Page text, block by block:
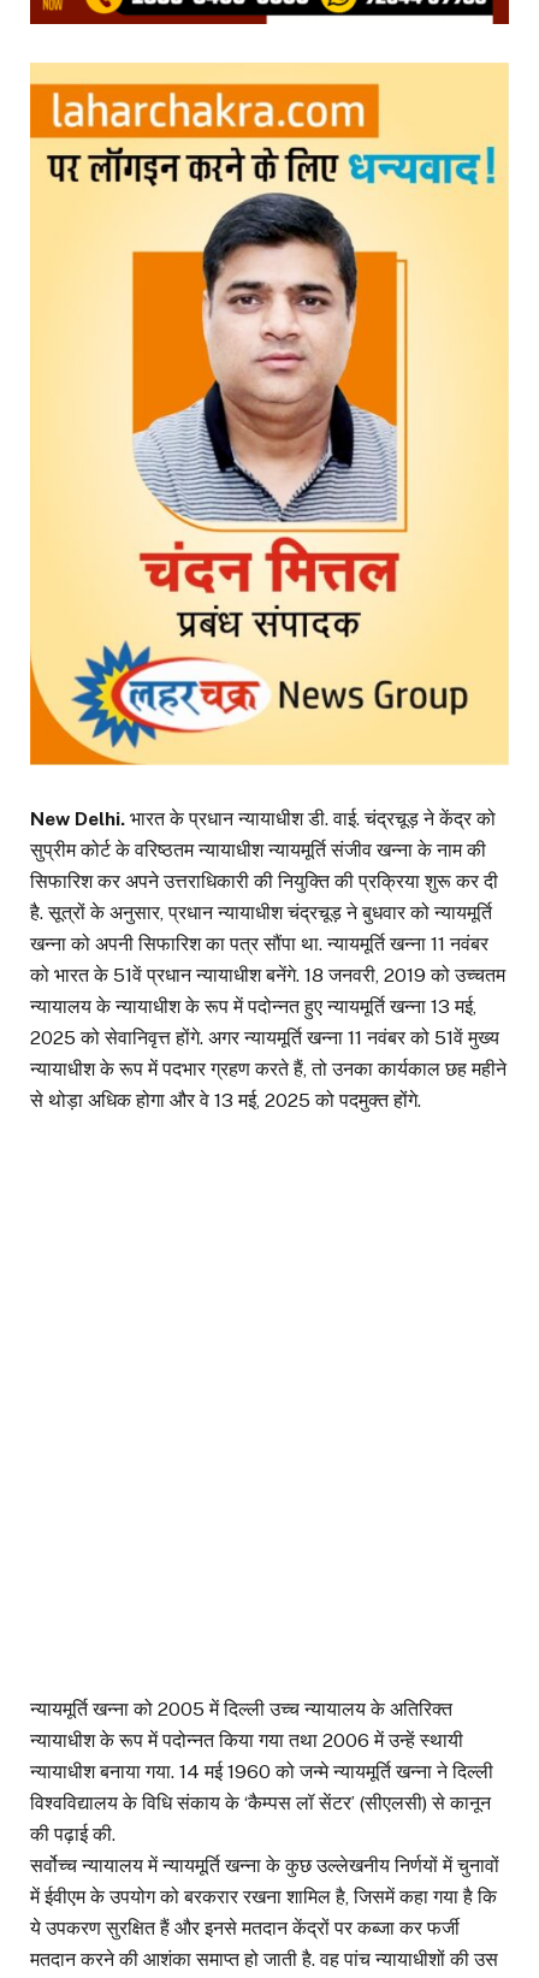
New Delhi. भारत के प्रधान न्यायाधीश डी. वाई. चंद्रचूड़ ने केंद्र को
सुप्रीम कोर्ट के वरिष्ठतम न्यायाधीश न्यायमूर्ति संजीव खन्ना के नाम की
सिफारिश कर अपने उत्तराधिकारी की नियुक्ति की प्रक्रिया शुरू कर दी
है. सूत्रों के अनुसार, प्रधान न्यायाधीश चंद्रचूड़ ने बुधवार को न्यायमूर्ति
खन्ना को अपनी सिफारिश का पत्र सौंपा था. न्यायमूर्ति खन्ना 11 नवंबर
को भारत के 51वें प्रधान न्यायाधीश बनेंगे. 18 जनवरी, 2019 को उच्चतम
न्यायालय के न्यायाधीश के रूप में पदोन्नत हुए न्यायमूर्ति खन्ना 13 मई,
2025 को सेवानिवृत्त होंगे. अगर न्यायमूर्ति खन्ना 11 नवंबर को 51वें मुख्य
न्यायाधीश के रूप में पदभार ग्रहण करते हैं, तो उनका कार्यकाल छह महीने
से थोड़ा अधिक होगा और वे 13 मई, 2025 को पदमुक्त होंगे.
न्यायमूर्ति खन्ना को 2005 में दिल्ली उच्च न्यायालय के अतिरिक्त
न्यायाधीश के रूप में पदोन्नत किया गया तथा 2006 में उन्हें स्थायी
न्यायाधीश बनाया गया. 14 मई 1960 को जन्मे न्यायमूर्ति खन्ना ने दिल्ली
विश्वविद्यालय के विधि संकाय के ‘कैम्पस लॉ सेंटर’ (सीएलसी) से कानून
की पढ़ाई की.
सर्वोच्च न्यायालय में न्यायमूर्ति खन्ना के कुछ उल्लेखनीय निर्णयों में चुनावों
में ईवीएम के उपयोग को बरकरार रखना शामिल है, जिसमें कहा गया है कि
ये उपकरण सुरक्षित हैं और इनसे मतदान केंद्रों पर कब्जा कर फर्जी
मतदान करने की आशंका समाप्त हो जाती है. वह पांच न्यायाधीशों की उस